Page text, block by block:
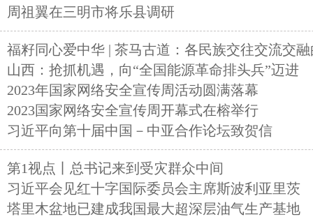
周祖翼在三明市将乐县调研
福籽同心爱中华 | 茶马古道：各民族交往交流交
山西：抢抓机遇，向“全国能源革命排头兵”迈进
2023年国家网络安全宣传周活动圆满落幕
2023国家网络安全宣传周开幕式在榕举行
习近平向第十届中国－中亚合作论坛致贺信
第1视点丨总书记来到受灾群众中间
习近平会见红十字国际委员会主席斯波利亚里茨
塔里木盆地已建成我国最大超深层油气生产基地